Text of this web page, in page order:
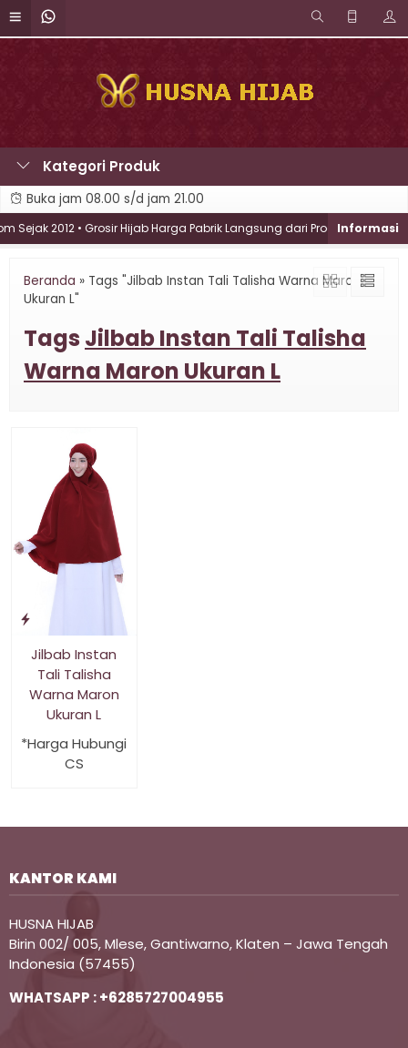
Kategori Produk
Buka jam 08.00 s/d jam 21.00
2012 • Grosir Hijab Harga Pabrik Langsung dari Produsen •
Beranda » Tags "Jilbab Instan Tali Talisha Warna Maron
Ukuran L"
Tags Jilbab Instan Tali Talisha
Warna Maron Ukuran L
Jilbab Instan
Tali Talisha
Warna Maron
Ukuran L
*Harga Hubungi
CS
KANTOR KAMI
HUSNA HIJAB
Birin 002/ 005, Mlese, Gantiwarno, Klaten – Jawa Tengah
Indonesia (57455)
WHATSAPP : +6285727004955